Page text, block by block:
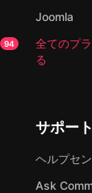
94
Joomla
全てのプ
る
サポート
ヘルプセ
Ask